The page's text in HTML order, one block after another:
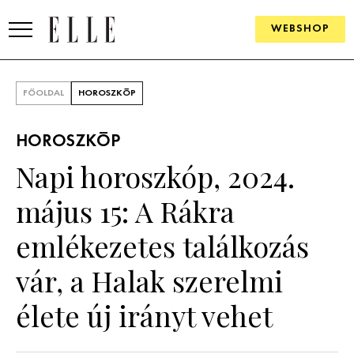
WEBSHOP
SZÉPSÉG
KULTÚRA
PSZICHÉ
ÉLETMÓD
FŐOLDAL HOROSZKÓP
HOROSZKÓP
Napi horoszkóp, 2024.
május 15: A Rákra
emlékezetes találkozás
vár, a Halak szerelmi
élete új irányt vehet